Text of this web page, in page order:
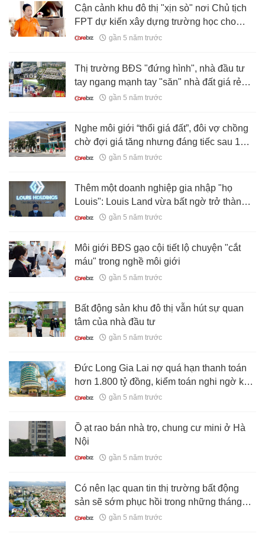
Cận cảnh khu đô thị "xịn sò" nơi Chủ tịch
FPT dự kiến xây dựng trường học cho
1.000 em nhỏ mồ côi do Covid-19
gần 5 năm trước
Thị trường BĐS "đứng hình", nhà đầu tư
tay ngang mạnh tay "săn" nhà đất giá rẻ
thời Covid ngờ đâu lại nếm trái đắng
gần 5 năm trước
Nghe môi giới “thổi giá đất”, đôi vợ chồng
chờ đợi giá tăng nhưng đáng tiếc sau 1
tháng tài sản “bay” mất hơn 2 tỷ
gần 5 năm trước
Thêm một doanh nghiệp gia nhập "họ
Louis": Louis Land vừa bất ngờ trở thành
cổ đông lớn tại Thuduc House
gần 5 năm trước
Môi giới BĐS gạo cội tiết lộ chuyện "cắt
máu" trong nghề môi giới
gần 5 năm trước
Bất động sản khu đô thị vẫn hút sự quan
tâm của nhà đầu tư
gần 5 năm trước
Đức Long Gia Lai nợ quá hạn thanh toán
hơn 1.800 tỷ đồng, kiểm toán nghi ngờ khả
năng hoạt động liên tục
gần 5 năm trước
Ồ ạt rao bán nhà trọ, chung cư mini ở Hà
Nội
gần 5 năm trước
Có nên lạc quan tin thị trường bất động
sản sẽ sớm phục hồi trong những tháng
cuối năm 2021?
gần 5 năm trước